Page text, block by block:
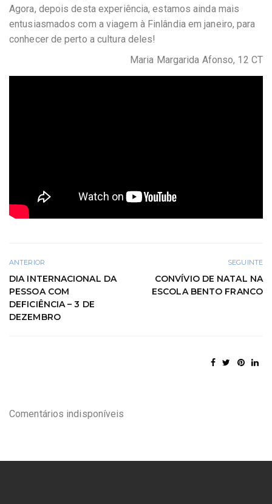
Agora, depois desta experiência, estamos ainda mais
entusiasmados com a viagem à Finlândia em janeiro, para
conhecer de perto a cultura deles!
Maria Margarida Afonso, 12 CT
ANTERIOR
DIA INTERNACIONAL DA
PESSOA COM
DEFICIÊNCIA – 3 DE
DEZEMBRO
SEGUINTE
CONVÍVIO DE NATAL NA
ESCOLA BENTO FRANCO
Comentários indisponíveis